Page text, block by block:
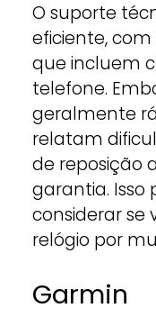
O suporte
eficiente,
que incluem
telefone.
geralmente
relatam
de reposição
garantia. Isso
considerar se
relógio por
Garmin